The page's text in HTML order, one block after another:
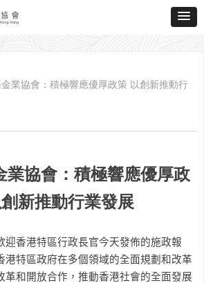
業協會：積極響應優厚政
新推動行業發展
迎香港特區行政長官今天發佈的施政報
港特區政府在多個領域的全面規劃和改革
革和開放合作，推動香港社會的全面發展
業協會：積極響應優厚政策 以創新推動行